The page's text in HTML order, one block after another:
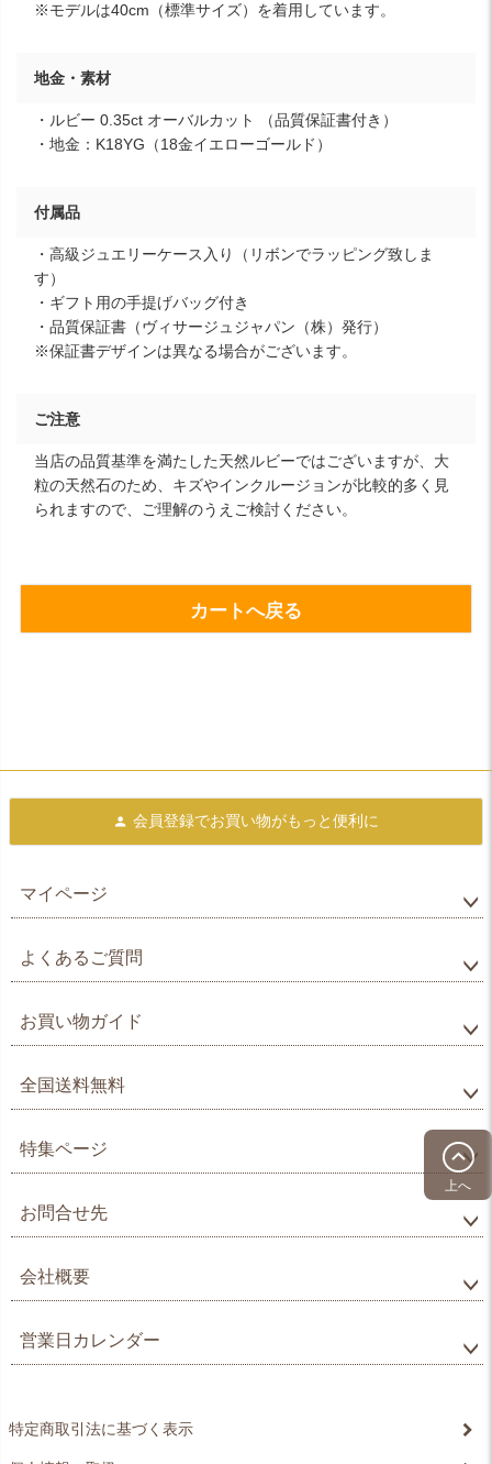
※モデルは40cm（標準サイズ）を着用しています。
地金・素材
・ルビー 0.35ct オーバルカット （品質保証書付き）
・地金：K18YG（18金イエローゴールド）
付属品
・高級ジュエリーケース入り（リボンでラッピング致しま
す）
・ギフト用の手提げバッグ付き
・品質保証書（ヴィサージュジャパン（株）発行）
※保証書デザインは異なる場合がございます。
ご注意
当店の品質基準を満たした天然ルビーではございますが、大
粒の天然石のため、キズやインクルージョンが比較的多く見
られますので、ご理解のうえご検討ください。
カートへ戻る
上へ
会員登録でお買い物がもっと便利に
マイページ
よくあるご質問
お買い物ガイド
全国送料無料
特集ページ
お問合せ先
会社概要
営業日カレンダー
特定商取引法に基づく表示